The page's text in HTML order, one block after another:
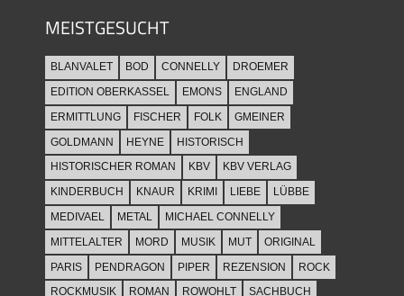
MEISTGESUCHT
BLANVALET BOD CONNELLY
DROEMER
EDITION OBERKASSEL
EMONS
ENGLAND
ERMITTLUNG
FISCHER FOLK
GMEINER
GOLDMANN
HEYNE
HISTORISCH
HISTORISCHER ROMAN
KBV
KBV VERLAG
KINDERBUCH
KNAUR KRIMI LIEBE
LÜBBE
MEDIVAEL
METAL
MICHAEL CONNELLY
MITTELALTER
MORD MUSIK MUT
ORIGINAL
PARIS
PENDRAGON PIPER REZENSION
ROCK
ROCKMUSIK
ROMAN ROWOHLT SACHBUCH